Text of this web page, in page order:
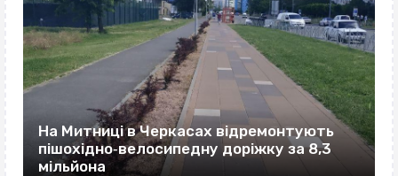
На Митниці в Черкасах відремонтують
пішохідно‐велосипедну доріжку за 8,3
мільйона